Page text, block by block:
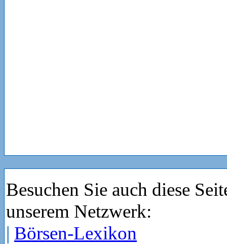
Besuchen Sie auch diese
unserem Netzwerk:
| Börsen-Lexikon